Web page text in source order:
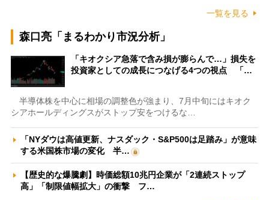
一覧を見る
森口亮「まるわかり市況分析」
「キオクシア急落で含み損が膨らんで…」損失を
投資家としての成長につなげる4つの視点 「…
半導体株を中心に相場の調整色が強まり、7月中旬にはキオク
シアホールディングスがストップ安をつけるな…
「NYダウは高値更新、ナスダック・S&P500は足踏み」が意味
する米国株市場の変化 半…
【歴史的な爆騰劇】時価総額10兆円企業が「2連続ストップ
高」「制限値幅拡大」の衝撃 フ…